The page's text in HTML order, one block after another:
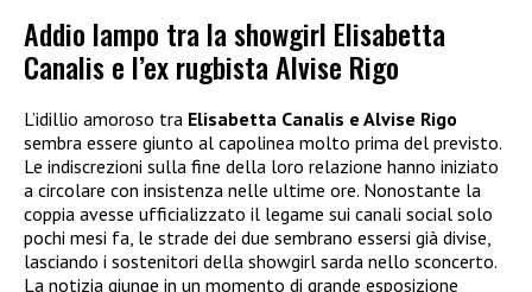
Addio lampo tra la showgirl Elisabetta
Canalis e l’ex rugbista Alvise Rigo
L’idillio amoroso tra Elisabetta Canalis e Alvise Rigo
sembra essere giunto al capolinea molto prima del previsto.
Le indiscrezioni sulla fine della loro relazione hanno iniziato
a circolare con insistenza nelle ultime ore. Nonostante la
coppia avesse ufficializzato il legame sui canali social solo
pochi mesi fa, le strade dei due sembrano essersi già divise,
lasciando i sostenitori della showgirl sarda nello sconcerto.
La notizia giunge in un momento di grande esposizione